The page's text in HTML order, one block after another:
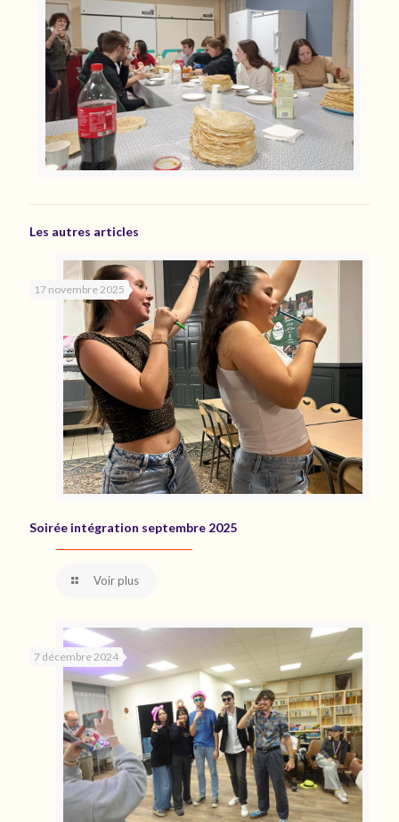
Les autres articles
17 novembre 2025
Soirée intégration septembre 2025
Voir plus
7 décembre 2024